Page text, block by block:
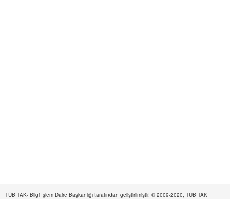
TÜBİTAK- Bilgi İşlem Daire Başkanlığı tarafından geliştirilmiştir. © 2009-2020, TÜBİTAK